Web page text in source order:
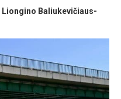
Liongino Baliukevičiaus-